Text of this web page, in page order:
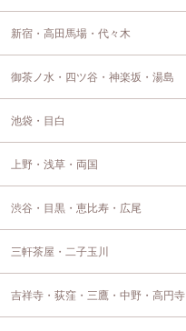
新宿・高田馬場・代々木
御茶ノ水・四ツ谷・神楽坂・湯島
池袋・目白
上野・浅草・両国
渋谷・目黒・恵比寿・広尾
三軒茶屋・二子玉川
吉祥寺・荻窪・三鷹・中野・高円寺